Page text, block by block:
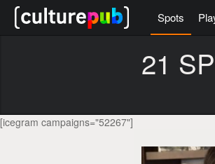
Spots
21
[icegram campaigns="52267"]